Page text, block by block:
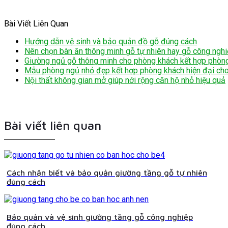
Bài Viết Liên Quan
Hướng dẫn vệ sinh và bảo quản đồ gỗ đúng cách
Nên chọn bàn ăn thông minh gỗ tự nhiên hay gỗ công
Giường ngủ gỗ thông minh cho phòng khách kết hợp
Mẫu phòng ngủ nhỏ đẹp kết hợp phòng khách hiện đại
Nội thất không gian mở giúp nới rộng căn hộ nhỏ hiệu quả
Bài viết liên quan
Cách nhận biết và bảo quản giường tầng gỗ tự nhiên
đúng cách
Bảo quản và vệ sinh giường tầng gỗ công nghiệp
đúng cách